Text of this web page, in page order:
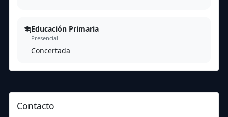
Educación Primaria
Presencial
Concertada
Contacto